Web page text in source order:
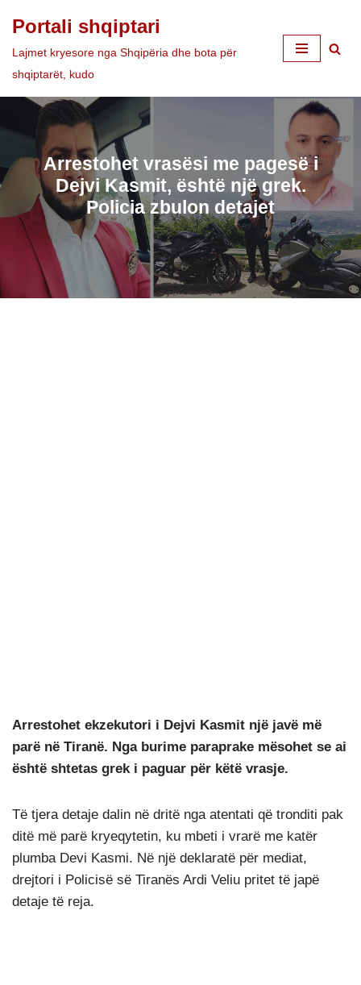
Skip
to
Portali shqiptari
Lajmet kryesore nga Shqipëria dhe bota për
shqiptarët, kudo
Arrestohet vrasësi me pagesë i
Dejvi Kasmit, është një grek.
Policia zbulon detajet
Arrestohet ekzekutori i Dejvi Kasmit një javë më
parë në Tiranë. Nga burime paraprake mësohet se ai
është shtetas grek i paguar për këtë vrasje.
Të tjera detaje dalin në dritë nga atentati që tronditi pak
ditë më parë kryeqytetin, ku mbeti i vrarë me katër
plumba Devi Kasmi. Në një deklaratë për mediat,
drejtori i Policisë së Tiranës Ardi Veliu pritet të japë
detaje të reja.